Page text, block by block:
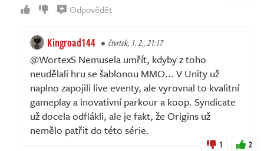
Odpovědět
Kingroad144 čtvrtek, 1. 2., 21:17
@WortexS Nemusela umřít, kdyby z toho
neudělali hru se šablonou MMO... V Unity už
naplno zapojili live eventy, ale vyrovnal to kvalitní
gameplay a inovativní parkour a koop. Syndicate
už docela odflákli, ale je fakt, že Origins už
nemělo patřit do této série.
1 2